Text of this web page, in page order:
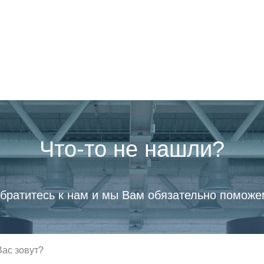
Что-то не нашли?
к нам и мы Вам обязательно